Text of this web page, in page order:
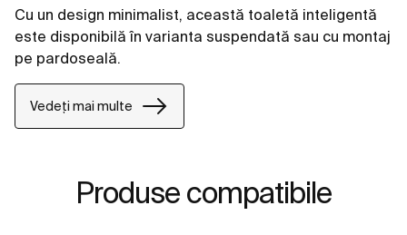
Cu un design minimalist, această toaletă inteligentă
este disponibilă în varianta suspendată sau cu montaj
pe pardoseală.
Vedeți mai multe
Produse compatibile